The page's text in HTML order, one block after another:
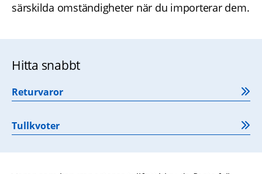
särskilda omständigheter när du importerar dem.
Hitta snabbt
Returvaror
Tullkvoter